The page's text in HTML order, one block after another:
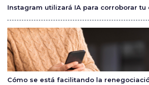
k
Instagram utilizará IA para corroborar tu
Cómo se está facilitando la